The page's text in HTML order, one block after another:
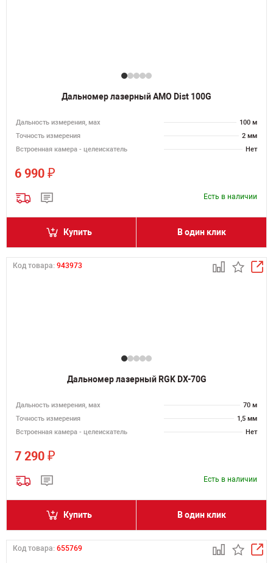
Дальномер лазерный AMO Dist 100G
Дальность измерения, мах
100 м
Точность измерения
2 мм
Встроенная камера - целеискатель
Нет
6 990 ₽
Есть в наличии
Купить В один клик
Код товара: 943973
Дальномер лазерный RGK DX-70G
Дальность измерения, мах
70 м
Точность измерения
1,5 мм
Встроенная камера - целеискатель
Нет
7 290 ₽
Есть в наличии
Купить В один клик
Код товара: 655769